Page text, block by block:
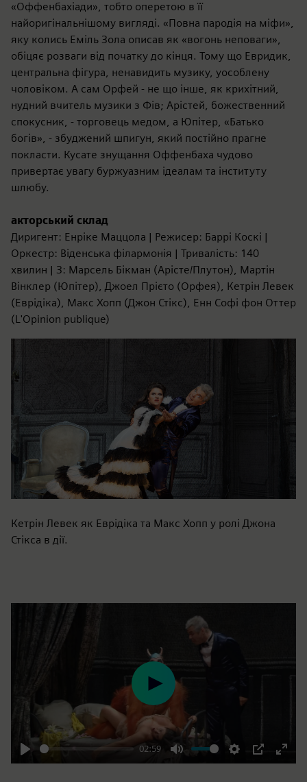
«Оффенбахіади», тобто оперетою в її
найоригінальнішому вигляді. «Повна пародія на міфи»,
яку колись Еміль Зола описав як «вогонь неповаги»,
обіцяє розваги від початку до кінця. Тому що Евридик,
центральна фігура, ненавидить музику, уособлену
чоловіком. А сам Орфей - не що інше, як крихітний,
нудний вчитель музики з Фів; Арістей, божественний
спокусник, - торговець медом, а Юпітер, «Батько
богів», - збуджений шпигун, який постійно прагне
покласти. Кусате знущання Оффенбаха чудово
привертає увагу буржуазним ідеалам та інституту
шлюбу.
акторський склад
Диригент: Енріке Маццола | Режисер: Баррі Коскі |
Оркестр: Віденська філармонія | Тривалість: 140
хвилин | З: Марсель Бікман (Арісте/Плутон), Мартін
Вінклер (Юпітер), Джоел Прієто (Орфея), Кетрін Левек
(Еврідіка), Макс Хопп (Джон Стікс), Енн Софі фон Оттер
(L'Opinion publique)
Кетрін Левек як Еврідіка та Макс Хопп у ролі Джона
Стікса в дії.
Play
02:59
Mute Settings
PIP
Enter
Play